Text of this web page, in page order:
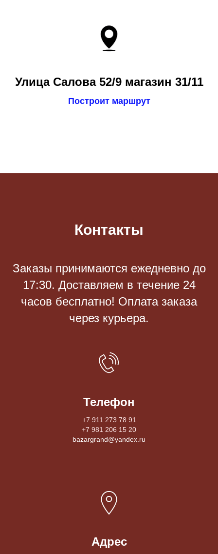
Улица Салова 52/9 магазин 31/11
Построит маршрут
Контакты
Заказы принимаются eжедневно до
17:30. Доставляем в течение 24
часов бесплатно! Оплата заказа
через курьера.
Телефон
+7 911 273 78 91
+7 981 206 15 20
bazargrand@yandex.ru
Адрес